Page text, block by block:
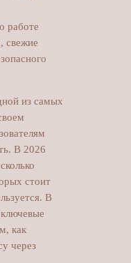
работе
свежие
из самых
В 2026
стоит
В
как
через